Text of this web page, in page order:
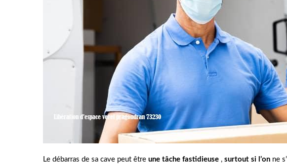
Le débarras de sa cave peut être une tâche fastidieuse , surtout si l’on ne